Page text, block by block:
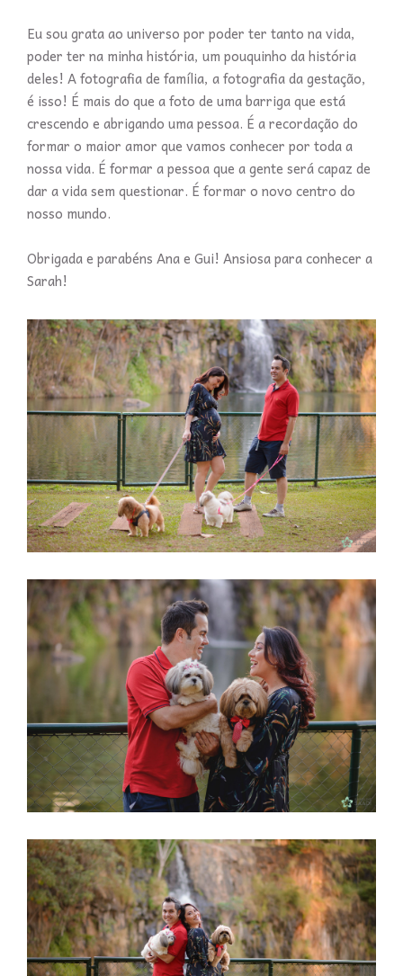
Eu sou grata ao universo por poder ter tanto na vida,
poder ter na minha história, um pouquinho da história
deles! A fotografia de família, a fotografia da gestação,
é isso! É mais do que a foto de uma barriga que está
crescendo e abrigando uma pessoa. É a recordação do
formar o maior amor que vamos conhecer por toda a
nossa vida. É formar a pessoa que a gente será capaz de
dar a vida sem questionar. É formar o novo centro do
nosso mundo.
Obrigada e parabéns Ana e Gui! Ansiosa para conhecer a
Sarah!